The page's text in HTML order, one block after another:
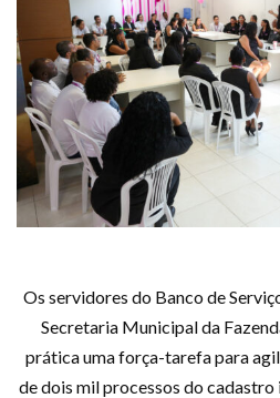
Os servidores do Banco de
Secretaria Municipal da
prática uma força-tarefa para
de dois mil processos do